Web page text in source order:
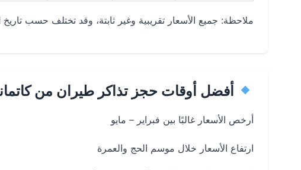
ملاحظة: جميع الأسعار تقريبية وغير ثابتة، وقد تختلف حسب
أفضل أوقات حجز تذاكر طيران من
أرخص الأسعار غالبًا بين فبراير – مايو
ارتفاع الأسعار خلال موسم الحج والعمرة